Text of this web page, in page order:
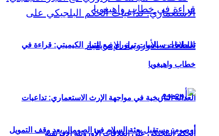
العدالة التاريخية في مواجهة الإرث الاستعماري: تداعيات
الحكم البلجيكي على العلاقات الأوروبية الإفريقية
تقاطعات سياسات تراوري مع التيار الكيميتي: قراءة في
خطاب واهيغويا
أوصوم: مستقبل بعثة السلام في الصومال بعد وقف التمويل